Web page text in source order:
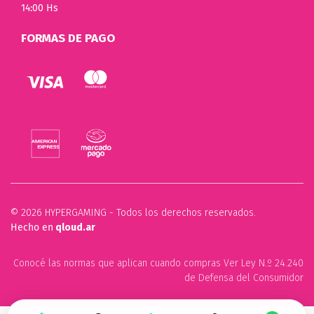
14:00 Hs
FORMAS DE PAGO
© 2026 HYPERGAMING - Todos los derechos reservados.
Hecho en qloud.ar
Conocé las normas que aplican cuando compras Ver Ley N.º 24.240
de Defensa del Consumidor